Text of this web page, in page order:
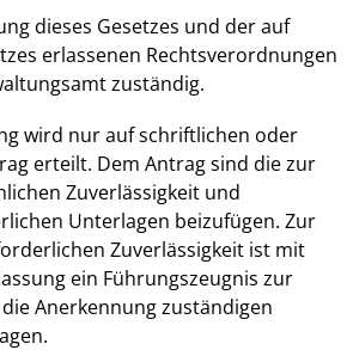
dieses Gesetzes und der auf
erlassenen Rechtsverordnungen
zuständig.
wird nur auf schriftlichen oder
erteilt. Dem Antrag sind die zur
Zuverlässigkeit und
Unterlagen beizufügen. Zur
Zuverlässigkeit ist mit
ein Führungszeugnis zur
Anerkennung zuständigen